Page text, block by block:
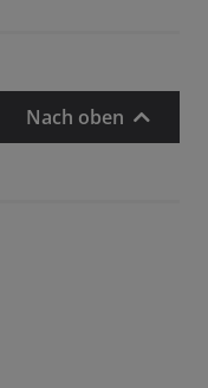
Nach oben